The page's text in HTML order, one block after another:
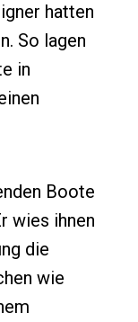
hatten
So lagen
in
Boote
wies ihnen
die
wie